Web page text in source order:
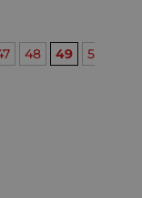
48 49
5